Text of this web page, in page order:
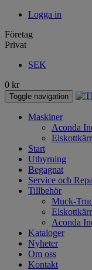
Logga in
Företag
Privat
SEK
0 kr
Toggle navigation
Maskiner
Aconda
Start
Uthyrning
Begagnat
Service och
Tillbehör
Muck-
Aconda
Kataloger
Nyheter
Om oss
Kontakt